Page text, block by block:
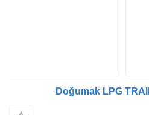
Doğumak LPG